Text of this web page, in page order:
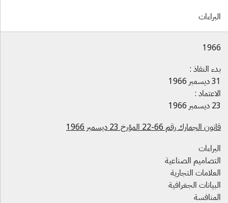
النفاذ :
:
الجمارك رقم 66-22 المؤرخ 23 ديسمبر 1966
الصناعية
التجارية
الجغرافية